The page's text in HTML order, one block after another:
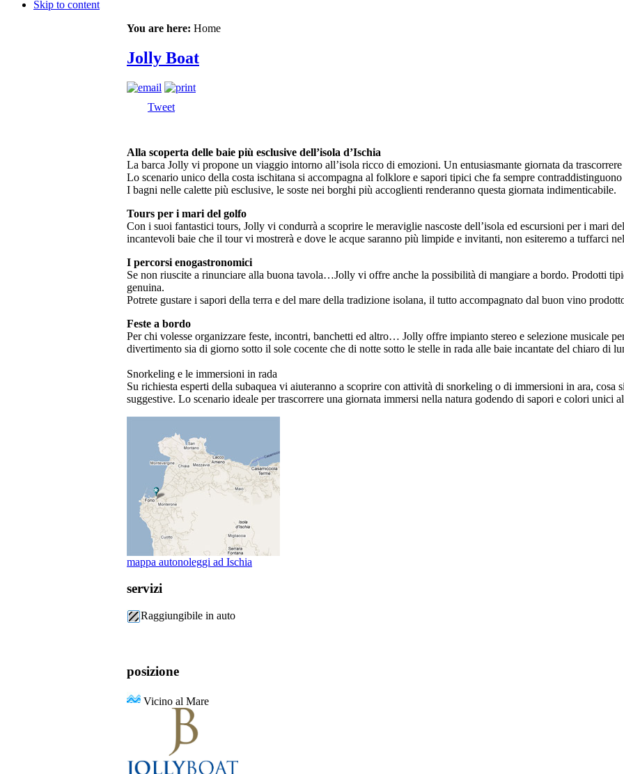
Skip to content
You are here: Home
Jolly Boat
Tweet
Alla scoperta delle baie più esclusive dell’isola d’Ischia
La barca Jolly vi propone un viaggio intorno all’isola ricco di emozioni. Un entusiasmante giornata da
Lo scenario unico della costa ischitana si accompagna al folklore e sapori tipici che fa sempre
I bagni nelle calette più esclusive, le soste nei borghi più accoglienti renderanno questa giornata indimenticabile.
Tours per i mari del golfo
Con i suoi fantastici tours, Jolly vi condurrà a scoprire le meraviglie nascoste dell’isola ed escursioni per i mari
incantevoli baie che il tour vi mostrerà e dove le acque saranno più limpide e invitanti, non esiteremo a tuffarci
I percorsi enogastronomici
Se non riuscite a rinunciare alla buona tavola…Jolly vi offre anche la possibilità di mangiare a bordo. Prodotti
genuina.
Potrete gustare i sapori della terra e del mare della tradizione isolana, il tutto accompagnato dal buon vino
Feste a bordo
Per chi volesse organizzare feste, incontri, banchetti ed altro… Jolly offre impianto stereo e selezione musicale
divertimento sia di giorno sotto il sole cocente che di notte sotto le stelle in rada alle baie incantate del chiaro di
Snorkeling e le immersioni in rada
Su richiesta esperti della subaquea vi aiuteranno a scoprire con attività di snorkeling o di immersioni in ara, cosa
suggestive. Lo scenario ideale per trascorrere una giornata immersi nella natura godendo di sapori e colori unici
mappa autonoleggi ad Ischia
servizi
Raggiungibile in auto
posizione
Vicino al Mare